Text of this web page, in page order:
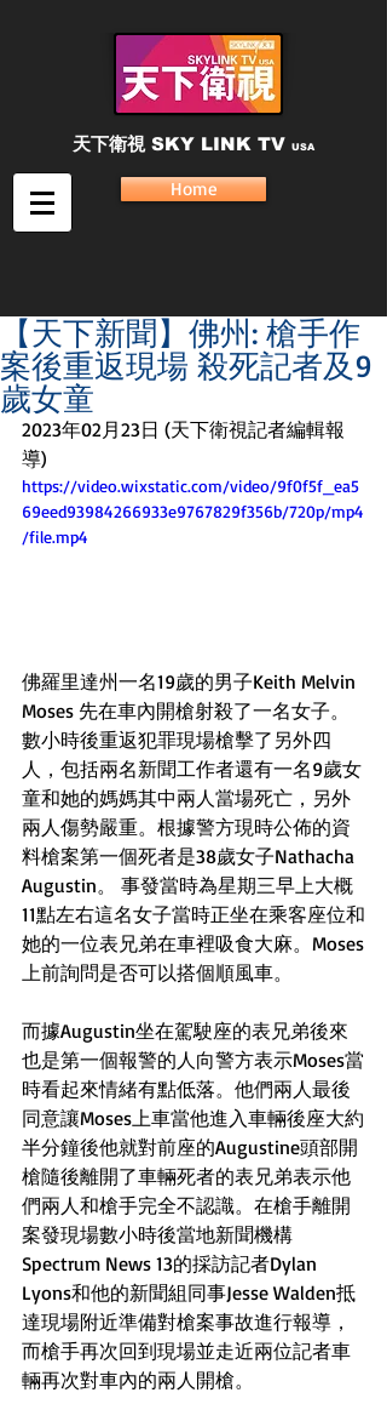
天下衛視 SKY LINK TV USA
Home
【天下新聞】佛州: 槍手作
案後重返現場 殺死記者及9
歲女童
2023年02月23日 (天下衛視記者編輯報
導)
https://video.wixstatic.com/video/9f0f5f_ea5
69eed93984266933e9767829f356b/720p/mp4
/file.mp4
佛羅里達州一名19歲的男子Keith Melvin
Moses 先在車內開槍射殺了一名女子。
數小時後重返犯罪現場槍擊了另外四
人，包括兩名新聞工作者還有一名9歲女
童和她的媽媽其中兩人當場死亡，另外
兩人傷勢嚴重。根據警方現時公佈的資
料槍案第一個死者是38歲女子Nathacha
Augustin。 事發當時為星期三早上大概
11點左右這名女子當時正坐在乘客座位和
她的一位表兄弟在車裡吸食大麻。Moses
上前詢問是否可以搭個順風車。
而據Augustin坐在駕駛座的表兄弟後來
也是第一個報警的人向警方表示Moses當
時看起來情緒有點低落。他們兩人最後
同意讓Moses上車當他進入車輛後座大約
半分鐘後他就對前座的Augustine頭部開
槍隨後離開了車輛死者的表兄弟表示他
們兩人和槍手完全不認識。在槍手離開
案發現場數小時後當地新聞機構
Spectrum News 13的採訪記者Dylan
Lyons和他的新聞組同事Jesse Walden抵
達現場附近準備對槍案事故進行報導，
而槍手再次回到現場並走近兩位記者車
輛再次對車內的兩人開槍。